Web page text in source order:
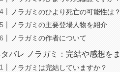
ノラガミのひより死亡の可能性は？
ノラガミの主要登場人物を紹介
ノラガミの作者について
タバレ ノラガミ：完結や感想を
ノラガミは完結していますか？